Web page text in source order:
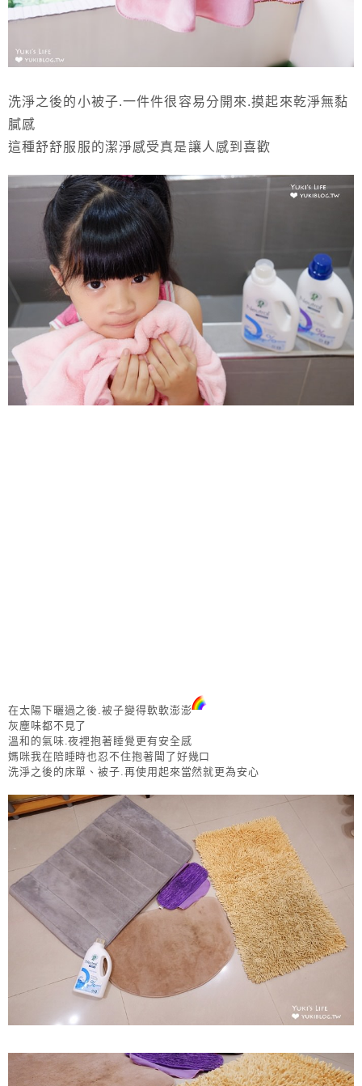
洗淨之後的小被子.一件件很容易分開來.摸起來乾淨無黏
膩感
這種舒舒服服的潔淨感受真是讓人感到喜歡
在太陽下曬過之後.被子變得軟軟澎澎
灰塵味都不見了
溫和的氣味.夜裡抱著睡覺更有安全感
媽咪我在陪睡時也忍不住抱著聞了好幾口
洗淨之後的床單、被子.再使用起來當然就更為安心